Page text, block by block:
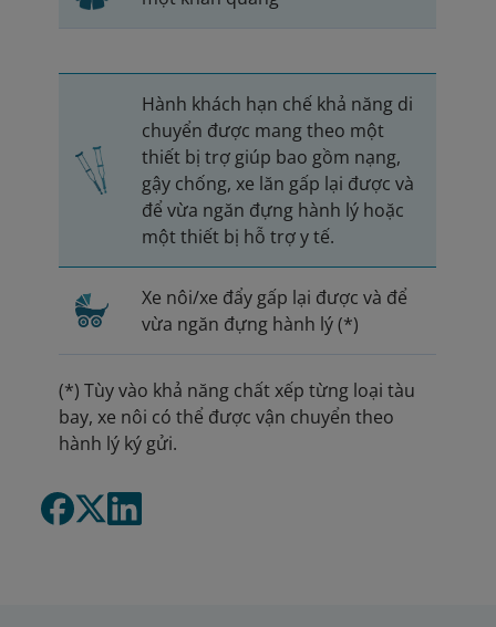
Hành khách hạn chế khả năng di
chuyển được mang theo một
thiết bị trợ giúp bao gồm nạng,
gậy chống, xe lăn gấp lại được và
để vừa ngăn đựng hành lý hoặc
một thiết bị hỗ trợ y tế.
Xe nôi/xe đẩy gấp lại được và để
vừa ngăn đựng hành lý (*)
(*) Tùy vào khả năng chất xếp từng loại tàu
bay, xe nôi có thể được vận chuyển theo
hành lý ký gửi.